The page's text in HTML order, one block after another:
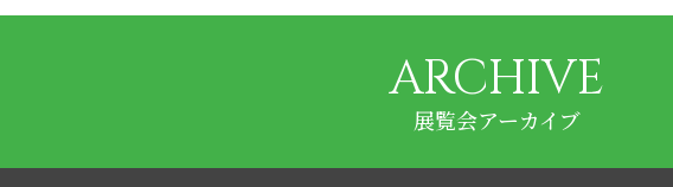
ARCHIVE
展覧会アーカイブ